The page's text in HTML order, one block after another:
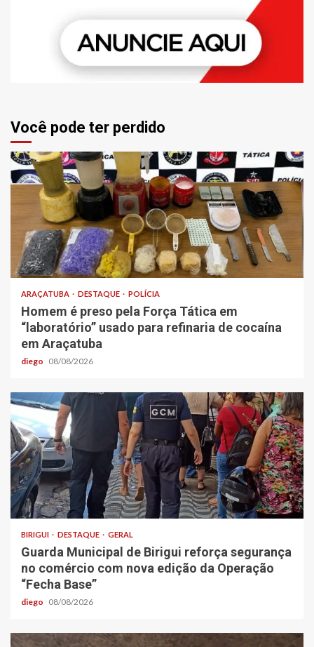
Você pode ter perdido
ARAÇATUBA DESTAQUE POLÍCIA
Homem é preso pela Força Tática em
“laboratório” usado para refinaria de cocaína
em Araçatuba
diego 08/08/2026
BIRIGUI DESTAQUE GERAL
Guarda Municipal de Birigui reforça segurança
no comércio com nova edição da Operação
“Fecha Base”
diego 08/08/2026